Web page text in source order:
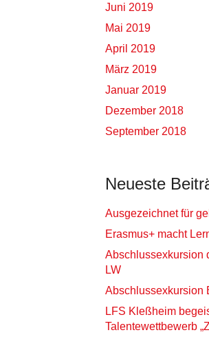
Juni 2019
Mai 2019
April 2019
März 2019
Januar 2019
Dezember 2018
September 2018
Neueste
Ausgezeichnet für
Erasmus+ macht
Abschlussexkursion
LW
Abschlussexkursion
LFS Kleßheim
Talentewettbewerb